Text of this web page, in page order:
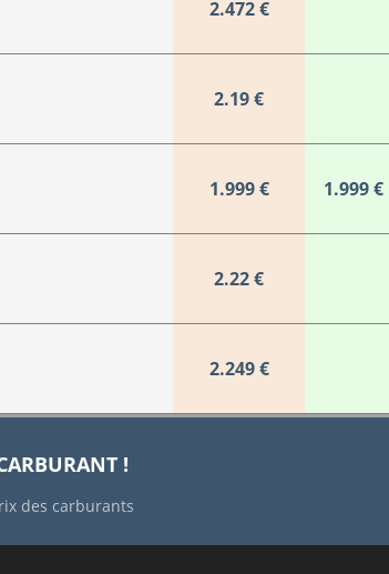
2.472 €
2.19 €
1.999 € 1.999 €
2.22 €
2.249 €
!
des carburants